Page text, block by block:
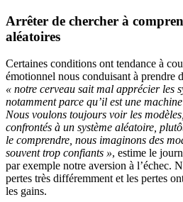
Arrêter de chercher à
aléatoires
Certaines conditions ont tendance à
émotionnel nous conduisant à prendre
« notre cerveau sait mal apprécier les
notamment parce qu’il est une
Nous voulons toujours voir les
confrontés à un système aléatoire,
le comprendre, nous imaginons des
souvent trop confiants », estime le
par exemple notre aversion à l’échec.
pertes très différemment et les pertes
les gains.